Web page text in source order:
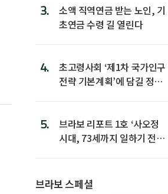
3.
소액 직역연금 받는 노인, 기
초연금 수령 길 열린다
4.
초고령사회 ‘제1차 국가인구
전략 기본계획’에 담길 정책
5.
브라보 리포트 1호 ‘사오정
시대, 73세까지 일하기 전략’
브라보 스페셜